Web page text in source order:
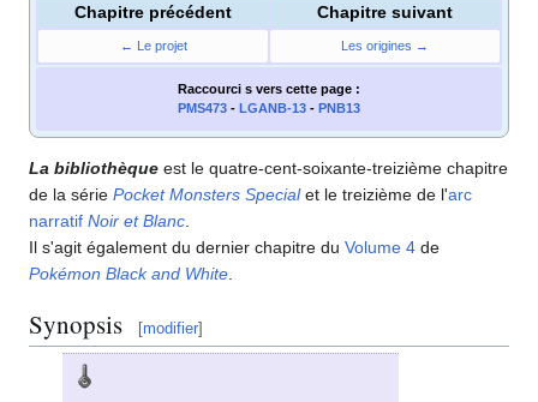
Chapitre précédent Chapitre suivant
← Le projet Les origines →
Raccourci s vers cette page :
PMS473 - LGANB-13 - PNB13
La bibliothèque est le quatre-cent-soixante-treizième chapitre
de la série Pocket Monsters Specialet le treizième de l'arc
narratif Noir et Blanc
Il s'agit également du dernier chapitre du Volume 4 de
Pokémon Black and White
Synopsis [modifier]